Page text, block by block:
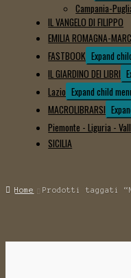
Campania-
IL VANGELO DI FILIPPO
EMILIA ROMAGNA-
FASTBOOK Expand
IL GIARDINO DEI LIBRI
Lazio Expand child
MACROLIBRARSI
Piemonte - Liguria -
SICILIA
Home Prodotti taggati